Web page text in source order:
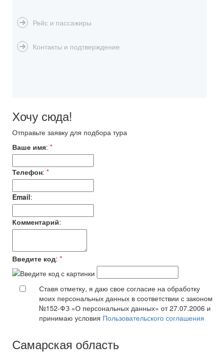
Хочу сюда!
Отправьте заявку для подбора тура
Ваше имя: *
Телефон: *
Email:
Комментарий:
Введите код: *
Ставя отметку, я даю свое согласие на обработку
моих персональных данных в соответствии с законом
№152-ФЗ «О персональных данных» от 27.07.2006 и
принимаю условия Пользовательского соглашения
Самарская область